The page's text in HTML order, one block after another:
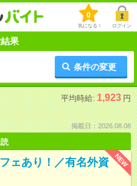
0
気になる！ ログイン
果
条件の変更
平均時給: 1,923 円
掲載日：2026.08.08
NEW
ェあり！／有名外資